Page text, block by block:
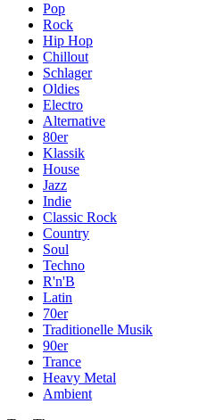
Pop
Rock
Hip Hop
Chillout
Schlager
Oldies
Electro
Alternative
80er
Klassik
House
Jazz
Indie
Classic Rock
Country
Soul
Techno
R'n'B
Latin
70er
Traditionelle Musik
90er
Trance
Heavy Metal
Ambient